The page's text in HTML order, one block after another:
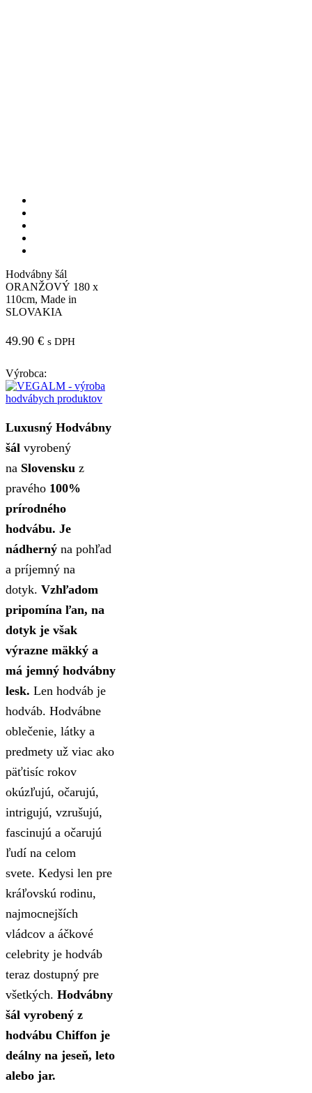
Hodvábny šál
ORANŽOVÝ 180 x
110cm, Made in
SLOVAKIA
49.90 € s DPH
Výrobca:
Luxusný Hodvábny
šál vyrobený
na Slovensku z
pravého 100%
prírodného
hodvábu. Je
nádherný na pohľad
a príjemný na
dotyk. Vzhľadom
pripomína ľan, na
dotyk je však
výrazne mäkký a
má jemný hodvábny
lesk. Len hodváb je
hodváb. Hodvábne
oblečenie, látky a
predmety už viac ako
päťtisíc rokov
okúzľujú, očarujú,
intrigujú, vzrušujú,
fascinujú a očarujú
ľudí na celom
svete. Kedysi len pre
kráľovskú rodinu,
najmocnejších
vládcov a áčkové
celebrity je hodváb
teraz dostupný pre
všetkých. Hodvábny
šál vyrobený z
hodvábu Chiffon je
deálny na jeseň, leto
alebo jar.